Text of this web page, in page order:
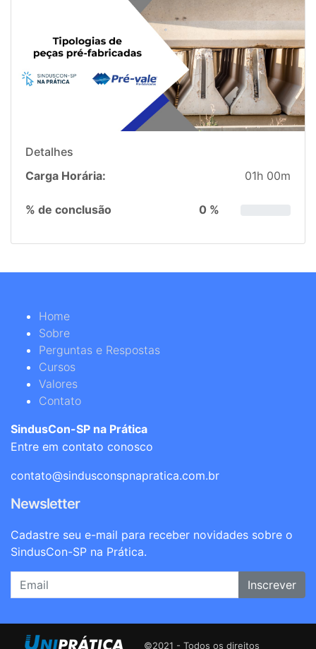
Detalhes
Carga Horária:
01h 00m
% de conclusão 0 %
Home
Sobre
Perguntas e Respostas
Cursos
Valores
Contato
SindusCon-SP na Prática
Entre em contato conosco
contato@sindusconspnapratica.com.br
Newsletter
Cadastre seu e-mail para receber novidades sobre o
SindusCon-SP na Prática.
Inscrever
©2021 - Todos os direitos